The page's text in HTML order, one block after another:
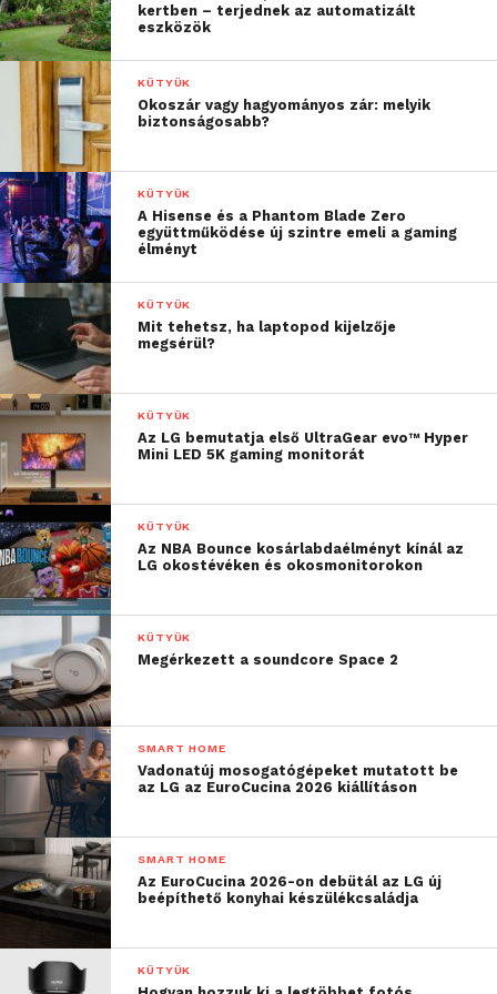
alapítója oktatási területről indult, így hisz abban,
hogy a tanulásban úgy segíthetjük a legjobban a
gyermekeket, ha a problémákat lefordítjuk az ő
nyelvükre.
Ha elég gyermek érdeklődik a technológia etikus
oldala iránt, úgy nagyobb biztonságban érezhetjük
magunkat. Ha azonban a tudásvágyukat nem tereljük
az etikus felhasználás irányába, akkor a jövőben
könnyen olyan veszélybe kerülhetünk, amelyben
talán éppen ellenük kell majd védekeznünk.
kertben – terjednek az automatizált
eszközök
KÜTYÜK
Okoszár vagy hagyományos zár: melyik
biztonságosabb?
KÜTYÜK
A Hisense és a Phantom Blade Zero
együttműködése új szintre emeli a gaming
élményt
KÜTYÜK
Mit tehetsz, ha laptopod kijelzője
megsérül?
KÜTYÜK
Az LG bemutatja első UltraGear evo™ Hyper
Mini LED 5K gaming monitorát
KÜTYÜK
Az NBA Bounce kosárlabdaélményt kínál az
LG okostévéken és okosmonitorokon
KÜTYÜK
Megérkezett a soundcore Space 2
SMART HOME
Vadonatúj mosogatógépeket mutatott be
az LG az EuroCucina 2026 kiállításon
SMART HOME
Az EuroCucina 2026-on debütál az LG új
beépíthető konyhai készülékcsaládja
KÜTYÜK